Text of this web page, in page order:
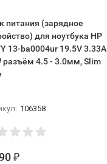
питaния (зарядное
для ноутбука НР
13-bа0004ur 19.5V 3.33А
разъём 4.5 - 3.0мм, Ѕlіm
106358
₽